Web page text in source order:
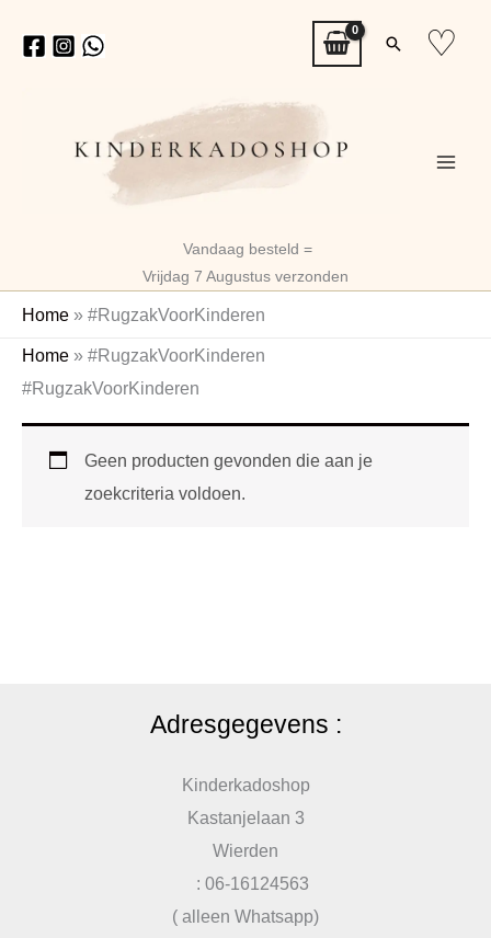
naar
Zoeken
♡
Vandaag besteld =
Vrijdag 7 Augustus verzonden
Home » #RugzakVoorKinderen
Home » #RugzakVoorKinderen
#RugzakVoorKinderen
Geen producten gevonden die aan je
zoekcriteria voldoen.
Adresgegevens :
Kinderkadoshop
Kastanjelaan 3
Wierden
: 06-16124563
( alleen Whatsapp)